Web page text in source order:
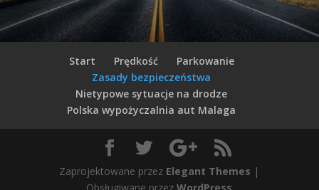
Start Prędkość
Parkowanie
Zasady bezpieczeństwa
Nietypowe sytuacje na drodze
Polska wypożyczalnia aut Malaga
Zaprojektowane przez Elegant Themes |
Obsługiwane przezWordPress